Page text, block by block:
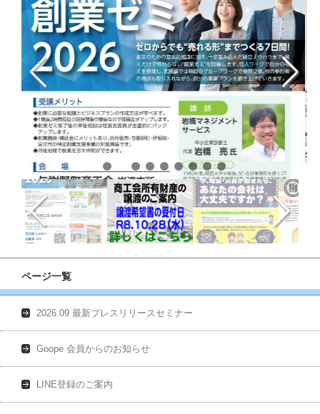
ページ一覧
2026.09 最新プレスリリースセミナー
Goope 会員からのお知らせ
LINE登録のご案内